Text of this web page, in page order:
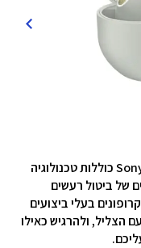
כוללות טכנולוגיה
של ביטול רעשים
בעלי ביצועים
הצליל, ולהרגיש כאילו